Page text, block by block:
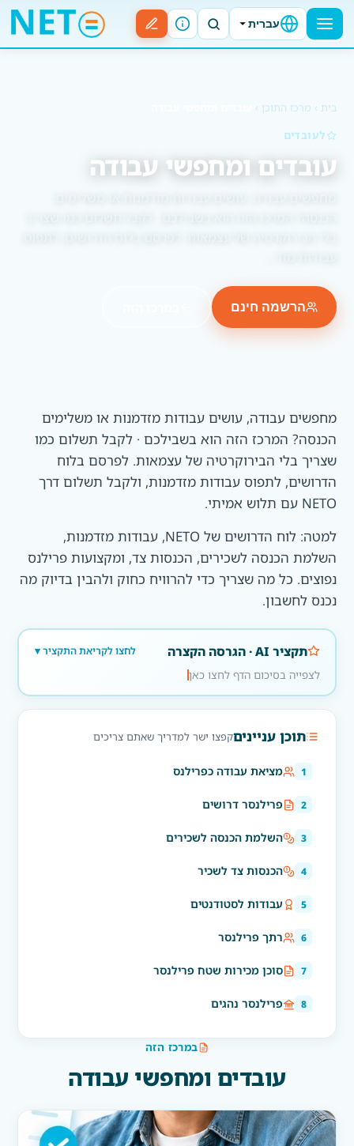
עברית
בית › מרכז התוכן ›
לעובדים
עובדים ומחפשי עבודה
הרשמה חינם
מחפשים עבודה, עושים עבודות מזדמנות או משלימים
הכנסה? המרכז הזה הוא בשבילכם · לקבל תשלום כמו
שצריך בלי הבירוקרטיה של עצמאות. לפרסם בלוח
הדרושים, לתפוס עבודות מזדמנות, ולקבל תשלום דרך
NETO עם תלוש אמיתי.
למטה: לוח הדרושים של NETO, עבודות מזדמנות,
השלמת הכנסה לשכירים, הכנסות צד, ומקצועות פרילנס
נפוצים. כל מה שצריך כדי להרוויח כחוק ולהבין בדיוק מה
נכנס לחשבון.
תקציר AI · הגרסה הקצרה לחצו לקריאת התקציר
לצפייה בסיכום הדף לחצו כאן
תוכן ענייניםקפצו ישר למדריך שאתם צריכים
מציאת עבודה כפרילנס
פרילנסר דרושים
השלמת הכנסה לשכירים
הכנסות צד לשכיר
עבודות לסטודנטים
רתך פרילנסר
סוכן מכירות שטח פרילנסר
פרילנסר נהגים
במרכז הזה
עובדים ומחפשי עבודה